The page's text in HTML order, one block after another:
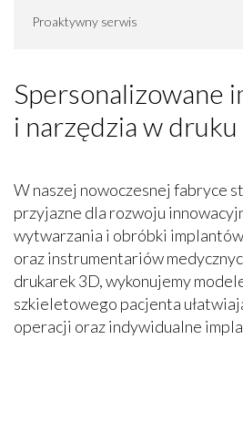
Proaktywny serwis
Spersonalizowane
i narzędzia w
W naszej nowoczesnej fabryce
przyjazne dla rozwoju
wytwarzania i obróbki implantów
oraz instrumentariów
drukarek 3D, wykonujemy
szkieletowego pacjenta
operacji oraz indywidualne